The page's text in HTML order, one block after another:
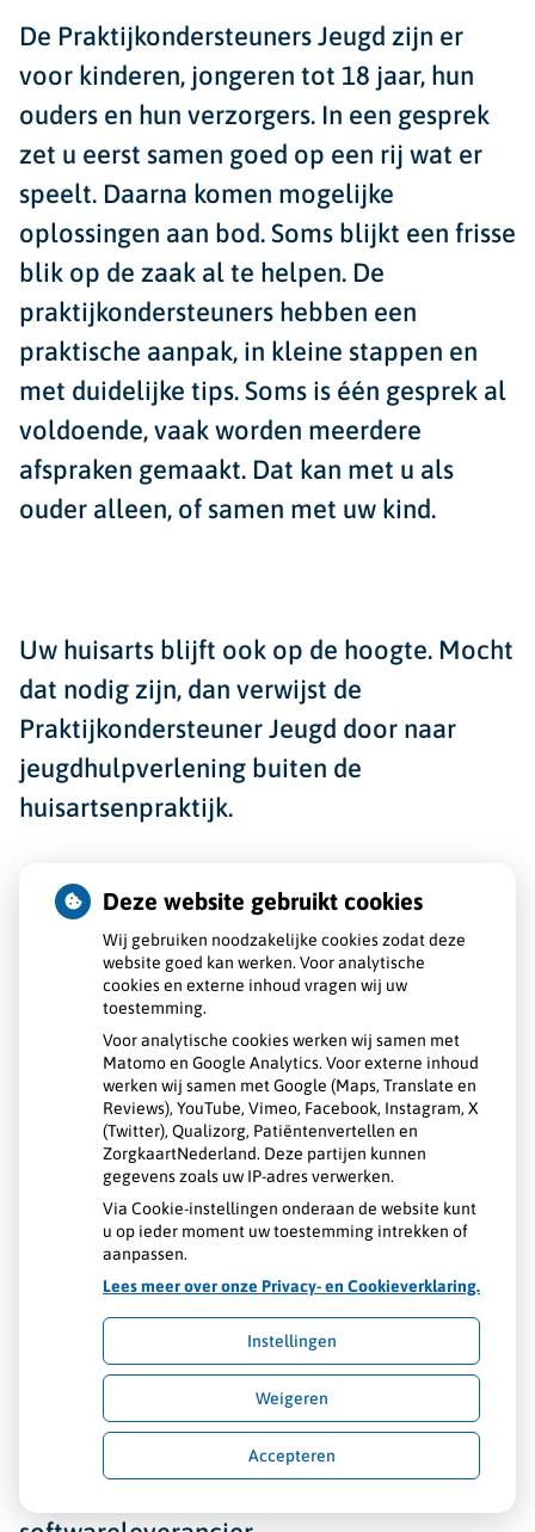
De Praktijkondersteuners Jeugd zijn er
voor kinderen, jongeren tot 18 jaar, hun
ouders en hun verzorgers. In een gesprek
zet u eerst samen goed op een rij wat er
speelt. Daarna komen mogelijke
oplossingen aan bod. Soms blijkt een frisse
blik op de zaak al te helpen. De
praktijkondersteuners hebben een
praktische aanpak, in kleine stappen en
met duidelijke tips. Soms is één gesprek al
voldoende, vaak worden meerdere
afspraken gemaakt. Dat kan met u als
ouder alleen, of samen met uw kind.
Uw huisarts blijft ook op de hoogte. Mocht
dat nodig zijn, dan verwijst de
Praktijkondersteuner Jeugd door naar
jeugdhulpverlening buiten de
huisartsenpraktijk.
Blijf niet met uw zorg rondlopen. De POH-
Jeugd denkt graag met u mee. Een
afspraak maakt u via uw huisarts.
Belangrijke informatie over
het cyberincident bij
ChipSoft
Onze huisartsenpraktijk maaktgeen
gebruik van systemen van ChipSoft. Wij
niet direct getroffen
Deze website gebruikt cookies
Wij gebruiken noodzakelijke cookies zodat deze
website goed kan werken. Voor analytische
cookies en externe inhoud vragen wij uw
toestemming.
Voor analytische cookies werken wij samen met
Matomo en Google Analytics. Voor externe inhoud
werken wij samen met Google (Maps, Translate en
Reviews), YouTube, Vimeo, Facebook, Instagram, X
(Twitter), Qualizorg, Patiëntenvertellen en
ZorgkaartNederland. Deze partijen kunnen
gegevens zoals uw IP-adres verwerken.
Via Cookie-instellingen onderaan de website kunt
u op ieder moment uw toestemming intrekken of
aanpassen.
Lees meer over onze Privacy- en Cookieverklaring.
Instellingen
Weigeren
Accepteren